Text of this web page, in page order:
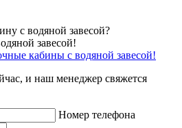
с водяной завесой?
кабины с водяной завесой!
и наш менеджер свяжется
Номер телефона